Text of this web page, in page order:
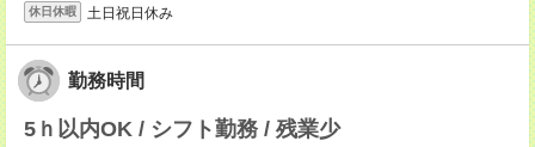
休日休暇 土日祝日休み
勤務時間
5ｈ以内OK / シフト勤務 / 残業少